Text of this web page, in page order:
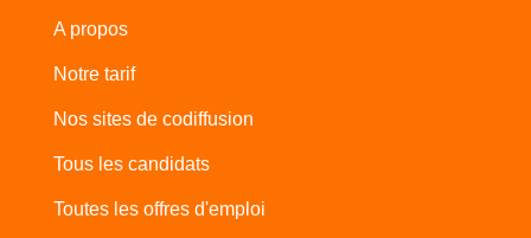
A propos
Notre tarif
Nos sites de codiffusion
Tous les candidats
Toutes les offres d'emploi